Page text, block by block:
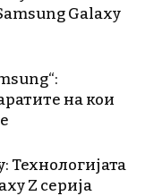
Galaxy
на кои
Технологијата
Z серија